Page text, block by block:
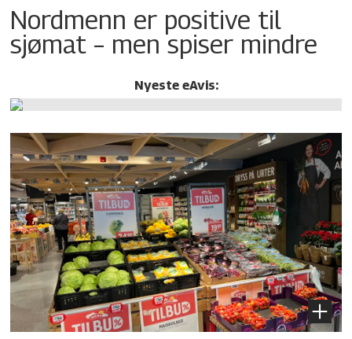
Nordmenn er positive til
sjømat – men spiser mindre
Nyeste eAvis: